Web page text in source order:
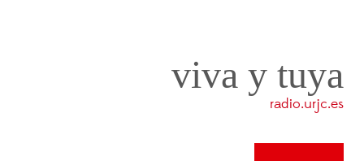
viva y tuya
radio.urjc.es